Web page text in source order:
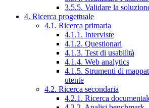
3.5.5. Validare la
4. Ricerca progettuale
4.1. Ricerca primaria
4.1.1. Interviste
4.1.2. Questionari
4.1.3. Test di usabilità
4.1.4. Web analytics
4.1.5. Strumenti di
utente
4.2. Ricerca secondaria
4.2.1. Ricerca